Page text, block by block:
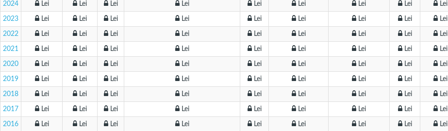
2024 Lei Lei Lei Lei Lei Lei Lei Lei Lei
2023 Lei Lei Lei Lei Lei Lei Lei Lei Lei
2022 Lei Lei Lei Lei Lei Lei Lei Lei Lei
2021 Lei Lei Lei Lei Lei Lei Lei Lei Lei
2020 Lei Lei Lei Lei Lei Lei Lei Lei Lei
2019 Lei Lei Lei Lei Lei Lei Lei Lei Lei
2018 Lei Lei Lei Lei Lei Lei Lei Lei Lei
2017 Lei Lei Lei Lei Lei Lei Lei Lei Lei
2016 Lei Lei Lei Lei Lei Lei Lei Lei Lei